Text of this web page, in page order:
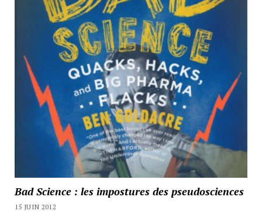
Bad Science : les impostures des pseudosciences
15 JUIN 2012